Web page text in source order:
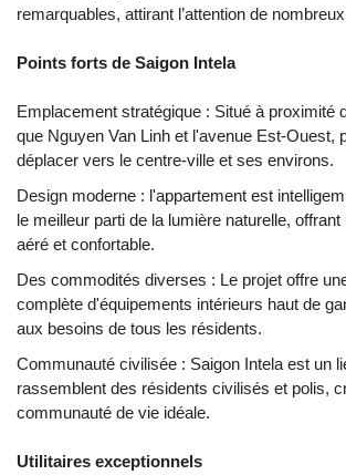
remarquables, attirant l’attention de
Points forts de Saigon Intela
Emplacement stratégique : Situé à proximité
que Nguyen Van Linh et l'avenue Est-Ouest,
déplacer vers le centre-ville et ses environs.
Design moderne : l'appartement est
le meilleur parti de la lumière naturelle,
aéré et confortable.
Des commodités diverses : Le projet offre
complète d'équipements intérieurs haut de
aux besoins de tous les résidents.
Communauté civilisée : Saigon Intela est un
rassemblent des résidents civilisés et polis,
communauté de vie idéale.
Utilitaires exceptionnels